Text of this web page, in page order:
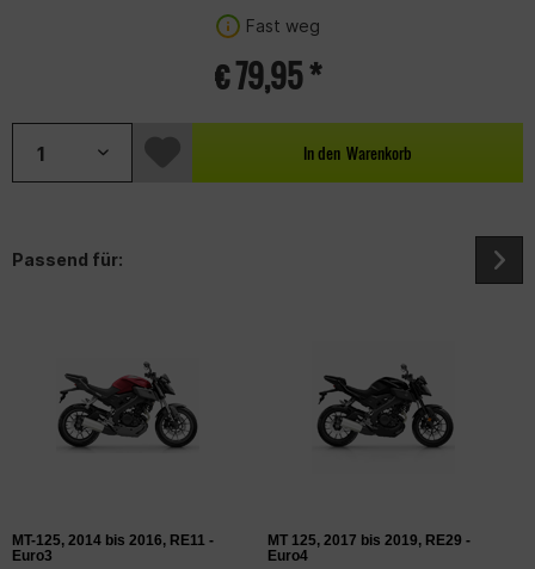
Fast weg
€ 79,95 *
In den Warenkorb
Passend für:
MT-125, 2014 bis 2016, RE11 -
Euro3
MT 125, 2017 bis 2019, RE29 -
Euro4